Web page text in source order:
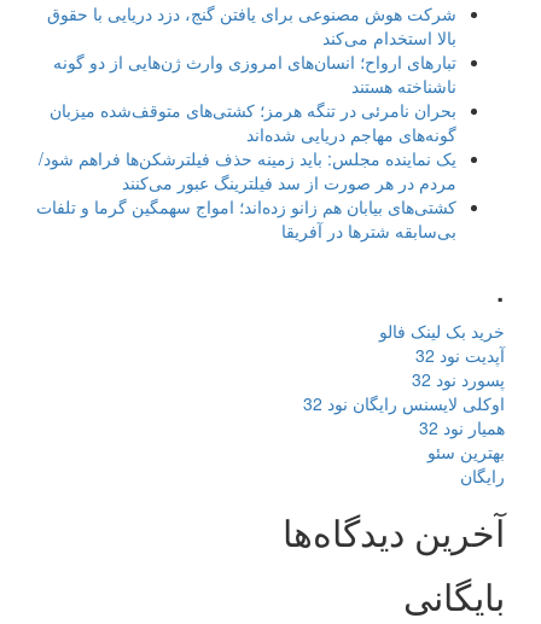
شرکت هوش مصنوعی برای یافتن گنج، دزد دریایی با حقوق
بالا استخدام می‌کند
تبارهای ارواح؛ انسان‌های امروزی وارث ژن‌هایی از دو گونه
ناشناخته هستند
بحران نامرئی در تنگه هرمز؛ کشتی‌های متوقف‌شده میزبان
گونه‌های مهاجم دریایی شده‌اند
یک نماینده مجلس: باید زمینه حذف فیلترشکن‌ها فراهم شود/
مردم در هر صورت از سد فیلترینگ عبور می‌کنند
کشتی‌های بیابان هم زانو زده‌اند؛ امواج سهمگین گرما و تلفات
بی‌سابقه شترها در آفریقا
.
خرید بک لینک فالو
آپدیت نود 32
پسورد نود 32
اوکلی لایسنس رایگان نود 32
همیار نود 32
بهترین سئو
رایگان
آخرین دیدگاه‌ها
بایگانی